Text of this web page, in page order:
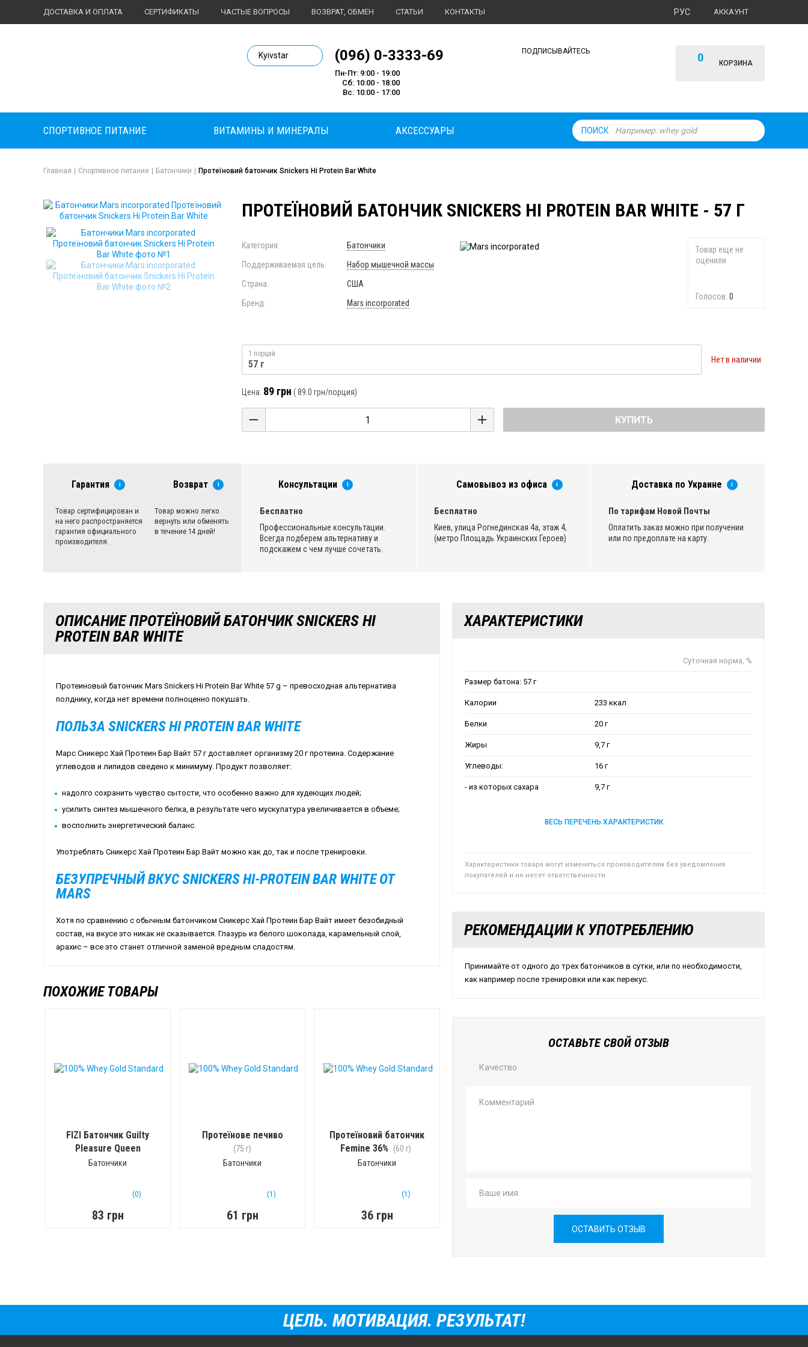
ДОСТАВКА И ОПЛАТА СЕРТИФИКАТЫ ЧАСТЫЕ ВОПРОСЫ ВОЗВРАТ, ОБМЕН СТАТЬИ КОНТАКТЫ АККАУНТ
РУС
Body Market №1 магазин спортивного питания
Kyivstar (096) 0-3333-69
Пн-Пт: 9:00 - 19:00
Сб: 10:00 - 18:00
Вс: 10:00 - 17:00
0 КОРЗИНА
ПОДПИСЫВАЙТЕСЬ
ПОИСК
СПОРТИВНОЕ ПИТАНИЕ ВИТАМИНЫ И МИНЕРАЛЫ АКСЕССУАРЫ
Главная Спортивное питание Батончики Протеїновий батончик Snickers Hi Protein Bar White
ПРОТЕЇНОВИЙ БАТОНЧИК SNICKERS HI PROTEIN BAR WHITE - 57 Г
Товар еще не
оценили
Голосов: 0
Категория:
Батончики
Поддерживаемая цель:
Набор мышечной массы
Страна:
США
Бренд:
Mars incorporated
1 порций
57 г Нет в наличии
Цена: 89 грн (89.0 грн/порция)
КУПИТЬ
Гарантия i
Товар сертифицирован и
на него распространяется
гарантия официального
производителя.
Возврат i
Товар можно легко
вернуть или обменять
в течение 14 дней!
Консультации i
Бесплатно
Профессиональные консультации.
Всегда подберем альтернативу и
подскажем с чем лучше сочетать.
Самовывоз из офиса i
Бесплатно
Киев, улица Рогнединская 4а, этаж 4,
(метро Площадь Украинских Героев)
Доставка по Украине i
По тарифам Новой Почты
Оплатить заказ можно при получении
или по предоплате на карту.
ОПИСАНИЕ ПРОТЕЇНОВИЙ БАТОНЧИК SNICKERS HI
PROTEIN BAR WHITE
Протеиновый батончик Mars Snickers Hi Protein Bar White 57 g – превосходная альтернатива
полднику, когда нет времени полноценно покушать.
ПОЛЬЗА SNICKERS HI PROTEIN BAR WHITE
Марс Сникерс Хай Протеин Бар Вайт 57 г доставляет организму 20 г протеина. Содержание
углеводов и липидов сведено к минимуму. Продукт позволяет:
надолго сохранить чувство сытости, что особенно важно для худеющих людей;
усилить синтез мышечного белка, в результате чего мускулатура увеличивается в объеме;
восполнить энергетический баланс.
Употреблять Сникерс Хай Протеин Бар Вайт можно как до, так и после тренировки.
БЕЗУПРЕЧНЫЙ ВКУС SNICKERS HI-PROTEIN BAR WHITE ОТ
MARS
Хотя по сравнению с обычным батончиком Сникерс Хай Протеин Бар Вайт имеет безобидный
состав, на вкусе это никак не сказывается. Глазурь из белого шоколада, карамельный слой,
арахис – все это станет отличной заменой вредным сладостям.
ПОХОЖИЕ ТОВАРЫ
FIZI Батончик Guilty
Pleasure Queen
Pistachio
(40 г)
Батончики
(0)
83 грн
Протеїнове печиво
(75 г)
Батончики
(1)
61 грн
Протеїновий батончик
Femine 36%
(60 г)
Батончики
(1)
36 грн
ХАРАКТЕРИСТИКИ
Суточная норма, %
Размер батона: 57 г
Калории 233 ккал
Белки 20 г
Жиры 9,7 г
Углеводы: 16 г
- из которых сахара 9,7 г
ВЕСЬ ПЕРЕЧЕНЬ ХАРАКТЕРИСТИК
Характеристики товара могут изменяться производителям без уведомления
покупателей и не несет ответственности
РЕКОМЕНДАЦИИ К УПОТРЕБЛЕНИЮ
Принимайте от одного до трех батончиков в сутки, или по необходимости,
как например после тренировки или как перекус.
ОСТАВЬТЕ СВОЙ ОТЗЫВ
Качество
ОСТАВИТЬ ОТЗЫВ
ЦЕЛЬ. МОТИВАЦИЯ. РЕЗУЛЬТАТ!